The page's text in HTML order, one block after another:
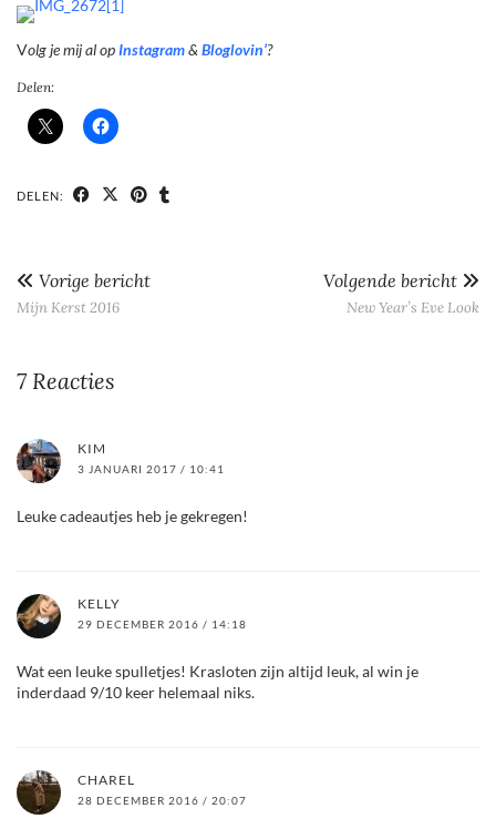
Volg je mij al opInstagram& Bloglovin’?
Delen:
DELEN:
Vorige bericht
Mijn Kerst 2016
Volgende bericht
New Year’s Eve Look
7 Reacties
KIM
3 JANUARI 2017 / 10:41
Leuke cadeautjes heb je gekregen!
KELLY
29 DECEMBER 2016 / 14:18
Wat een leuke spulletjes! Krasloten zijn altijd leuk, al win je
inderdaad 9/10 keer helemaal niks.
CHAREL
28 DECEMBER 2016 / 20:07